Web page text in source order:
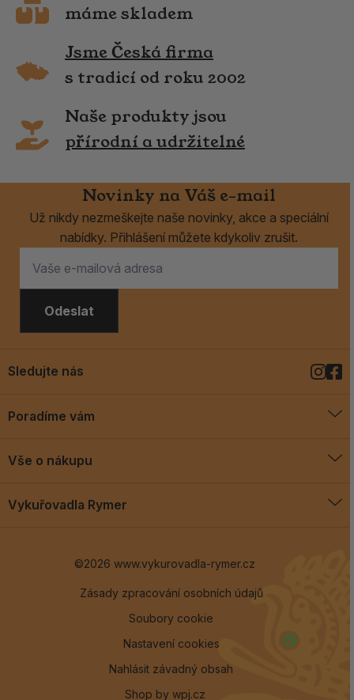
máme skladem
Jsme Česká firma
s tradicí od roku 2002
Naše produkty jsou
přírodní a udržitelné
Novinky na Váš e-mail
Už nikdy nezmeškejte naše novinky, akce a speciální
nabídky. Přihlášení můžete kdykoliv zrušit.
Odeslat
Poradíme vám
Blog
Vše o nákupu
Vykuřovadla Rymer
Sledujte nás
©2026 www.vykurovadla-rymer.cz
Zásady zpracování osobních údajů
Soubory cookie
Nastavení cookies
Nahlásit závadný obsah
Shop by wpj.cz